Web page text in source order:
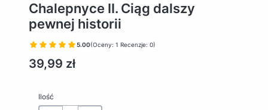
Chalepnyce II. Ciąg dalszy
pewnej historii
5.00(Oceny: 1 Recenzje: 0)
Cena
39,99 zł
Ilość